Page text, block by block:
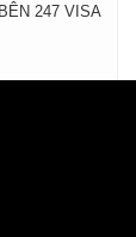
247 VISA